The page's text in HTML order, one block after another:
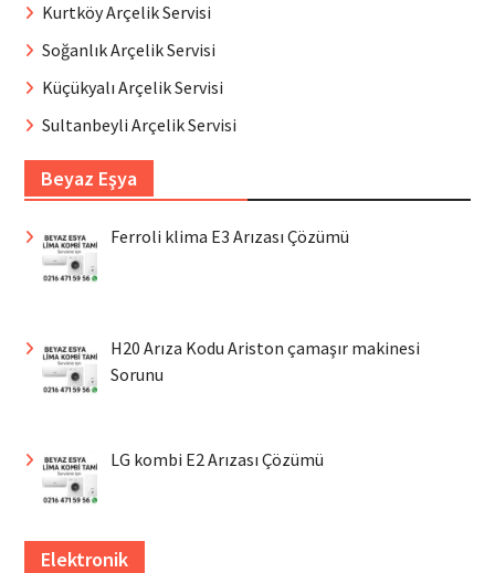
Kurtköy Arçelik Servisi
Soğanlık Arçelik Servisi
Küçükyalı Arçelik Servisi
Sultanbeyli Arçelik Servisi
Beyaz Eşya
Ferroli klima E3 Arızası Çözümü
H20 Arıza Kodu Ariston çamaşır makinesi
Sorunu
LG kombi E2 Arızası Çözümü
Elektronik